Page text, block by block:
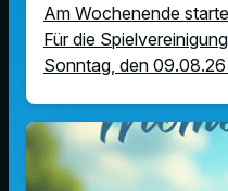
Am Wochenende
Für die
Sonntag, den